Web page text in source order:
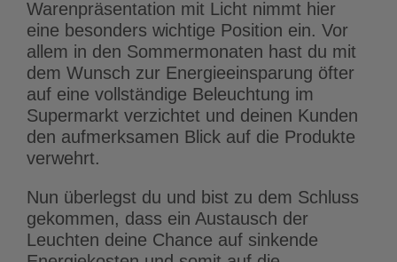
Warenpräsentation mit Licht nimmt hier
eine besonders wichtige Position ein. Vor
allem in den Sommermonaten hast du mit
dem Wunsch zur Energieeinsparung öfter
auf eine vollständige Beleuchtung im
Supermarkt verzichtet und deinen Kunden
den aufmerksamen Blick auf die Produkte
verwehrt.
Nun überlegst du und bist zu dem Schluss
gekommen, dass ein Austausch der
Leuchten deine Chance auf sinkende